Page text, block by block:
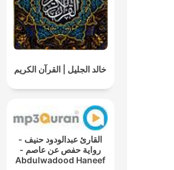
خالد الجليل | القرآن الكريم
القارئ عبدالودود حنيف -
رواية حفص عن عاصم -
Abdulwadood Haneef